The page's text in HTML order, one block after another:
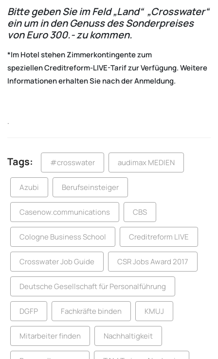
Bitte geben Sie im Feld „Land“ „Crosswater“
ein um in den Genuss des Sonderpreises
von Euro 300.- zu kommen.
*Im Hotel stehen Zimmerkontingente zum
speziellen Creditreform-LIVE-Tarif zur Verfügung. Weitere
Informationen erhalten Sie nach der Anmeldung.
.
Tags: #crosswater audimax MEDIEN
Azubi Berufseinsteiger
Casenow.communications CBS
Cologne Business School Creditreform LIVE
Crosswater Job Guide CSR Jobs Award 2017
Deutsche Gesellschaft für Personalführung
DGFP Fachkräfte binden KMUJ
Mitarbeiter finden Nachhaltigkeit